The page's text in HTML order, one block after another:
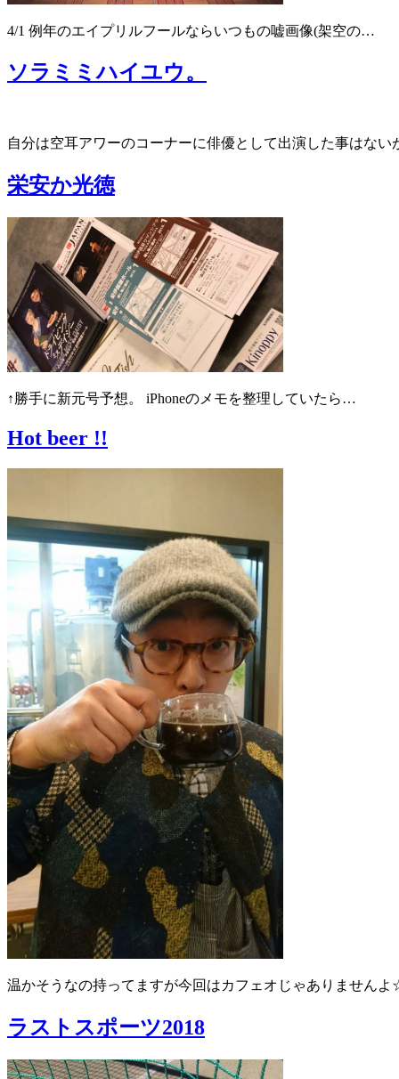
4/1 例年のエイプリルフールならいつもの嘘画像(架空の…
ソラミミハイユウ。
自分は空耳アワーのコーナーに俳優として出演した事はな
栄安か光徳
↑勝手に新元号予想。 iPhoneのメモを整理していたら…
Hot beer !!
温かそうなの持ってますが今回はカフェオじゃありません
ラストスポーツ2018